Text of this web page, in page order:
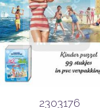
2303176